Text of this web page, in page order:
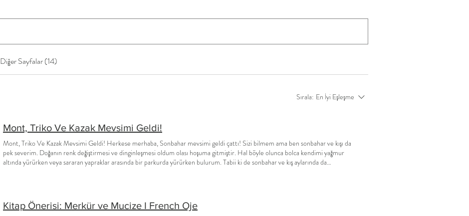
Diğer Sayfalar (14)
Sırala: En İyi Eşleşme
Mont, Triko Ve Kazak Mevsimi Geldi!
Mont, Triko Ve Kazak Mevsimi Geldi! Herkese merhaba, Sonbahar mevsimi geldi çattı! Sizi bilmem ama ben sonbahar ve kışı da
pek severim. Doğanın renk değiştirmesi ve dinginleşmesi oldum olası hoşuma gitmiştir. Hal böyle olunca bolca kendimi yağmur
altında yürürken veya sararan yapraklar arasında bir parkurda yürürken bulurum. Tabii ki de sonbahar ve kış aylarında da
önemli konu. Öncelikle tarzınıza uygun bir model seçmeye özen gösterin. Biliyorsunuz ki montlar, kabanlar veya bu mevsim için
seçmiş olduğunuz trençkotlarınız kombininizin tamamlayıcısı olacaktır. Bu yüzden kendi tarzınıza ve renginize göre mont
Kitap Önerisi: Merkür ve Mucize I French Oje